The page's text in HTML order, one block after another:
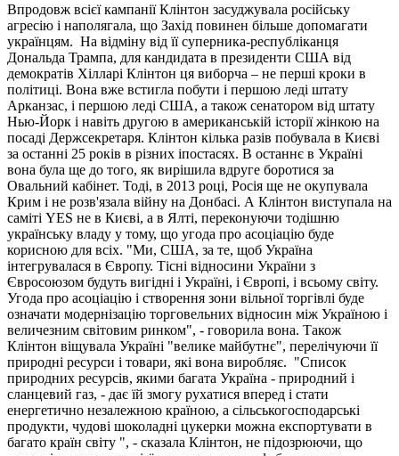
Впродовж всієї кампанії Клінтон засуджувала російську
агресію і наполягала, що Захід повинен більше допомагати
українцям. На відміну від її суперника-республіканця
Дональда Трампа, для кандидата в президенти США від
демократів Хілларі Клінтон ця виборча – не перші кроки в
політиці. Вона вже встигла побути і першою леді штату
Арканзас, і першою леді США, а також сенатором від штату
Нью-Йорк і навіть другою в американській історії жінкою на
посаді Держсекретаря. Клінтон кілька разів побувала в Києві
за останні 25 років в різних іпостасях. В останнє в Україні
вона була ще до того, як вирішила вдруге боротися за
Овальний кабінет. Тоді, в 2013 році, Росія ще не окупувала
Крим і не розв'язала війну на Донбасі. А Клінтон виступала на
саміті YES не в Києві, а в Ялті, переконуючи тодішню
українську владу у тому, що угода про асоціацію буде
корисною для всіх. "Ми, США, за те, щоб Україна
інтегрувалася в Європу. Тісні відносини України з
Євросоюзом будуть вигідні і Україні, і Європі, і всьому світу.
Угода про асоціацію і створення зони вільної торгівлі буде
означати модернізацію торговельних відносин між Україною і
величезним світовим ринком", - говорила вона. Також
Клінтон віщувала Україні "велике майбутнє", перелічуючи її
природні ресурси і товари, які вона виробляє. "Список
природних ресурсів, якими багата Україна - природний і
сланцевий газ, - дає їй змогу рухатися вперед і стати
енергетично незалежною країною, а сільськогосподарські
продукти, чудові шоколадні цукерки можна експортувати в
багато країн світу ", - сказала Клінтон, не підозрюючи, що